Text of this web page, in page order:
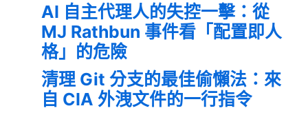
AI 自主代理人的失控一擊：從
MJ Rathbun 事件看「配置即人
格」的危險
清理 Git 分支的最佳偷懶法：來
自 CIA 外洩文件的一行指令